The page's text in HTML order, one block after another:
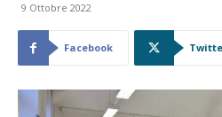
9 Ottobre 2022
Facebook